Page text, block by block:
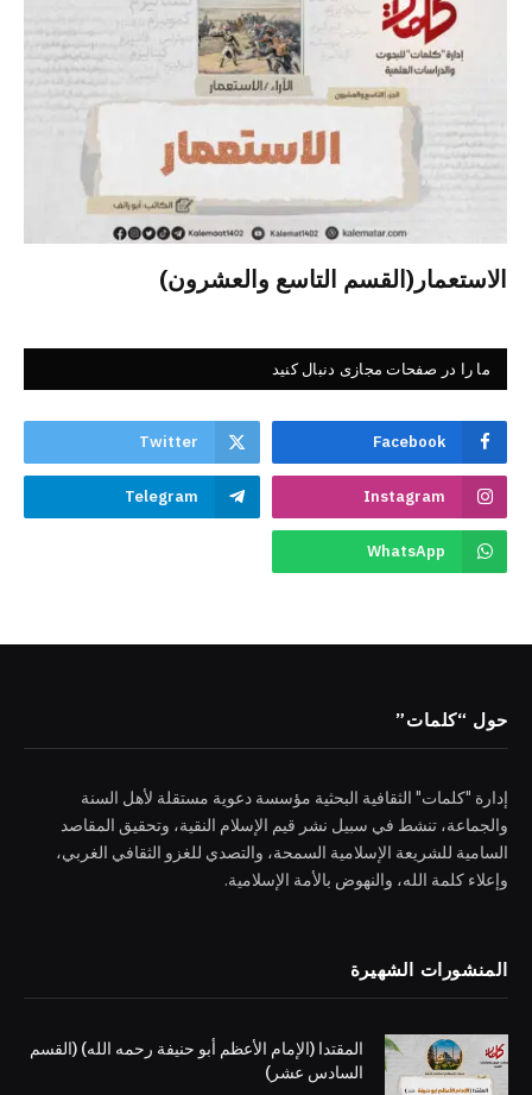
الاستعمار(القسم التاسع والعشرون)
ما را در صفحات مجازی دنبال کنید
Facebook
Twitter
Instagram
Telegram
WhatsApp
حول “كلمات”
إدارة "كلمات" الثقافية البحثية مؤسسة دعوية مستقلة لأهل السنة
والجماعة، تنشط في سبيل نشر قيم الإسلام النقية، وتحقيق المقاصد
السامية للشريعة الإسلامية السمحة، والتصدي للغزو الثقافي الغربي،
وإعلاء كلمة الله، والنهوض بالأمة الإسلامية.
المنشورات الشهيرة
المقتدا (الإمام الأعظم أبو حنيفة رحمه الله) (القسم
السادس عشر)